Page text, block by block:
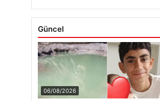
Güncel
06/08/2026